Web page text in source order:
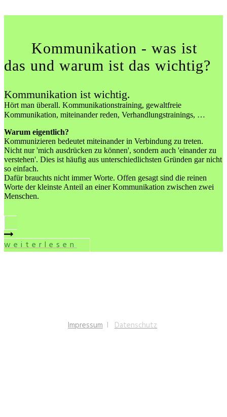
Kommunikation - was ist
das und warum ist das wichtig?
Kommunikation ist wichtig.
Hört man überall. Kommunikationstraining, gewaltfreie
Kommunikation, miteinander reden, Verhandlungstrainings, …
Warum eigentlich?
Kommunizieren bedeutet miteinander in Verbindung zu treten.
Nicht nur 'mich ausdrücken zu können', sondern auch 'einander zu
verstehen'. Dies ist häufig aus unterschiedlichsten Gründen gar nicht
so einfach.
Dafür brauchts nicht immer Worte. Offen gesagt sind die reinen
Worte der kleinste Anteil an einer Kommunikation zwischen zwei
Menschen.
weiterlesen
Impressum I Datenschutz